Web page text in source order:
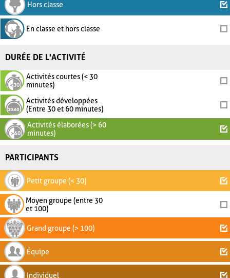
Hors classe
En classe et hors classe
DURÉE DE L'ACTIVITÉ
Activités courtes (< 30
minutes)
Activités développées
(Entre 30 et 60 minutes)
Activités élaborées (> 60
minutes)
PARTICIPANTS
Petit groupe (< 30)
Moyen groupe (entre 30
et 100)
Grand groupe (> 100)
Équipe
Individuel